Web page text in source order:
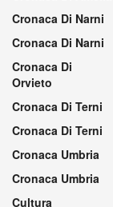
Cronaca Di Narni
Cronaca Di Narni
Cronaca Di
Orvieto
Cronaca Di Terni
Cronaca Di Terni
Cronaca Umbria
Cronaca Umbria
Cultura